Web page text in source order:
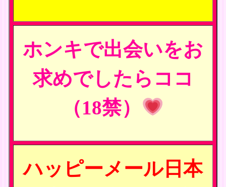
ホンキで出会いをお
求めでしたらココ
（18禁）
ハッピーメール日本